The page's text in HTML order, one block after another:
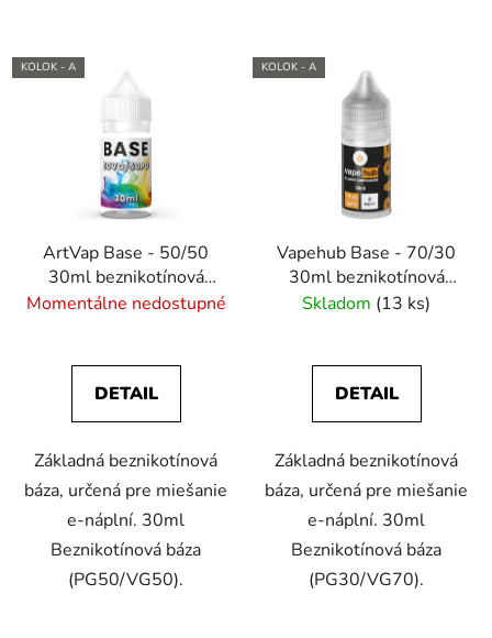
KOLOK - A
ArtVap Base - 50/50
30ml beznikotínová
báza
Momentálne nedostupné
DETAIL
Základná beznikotínová
báza, určená pre miešanie
e-náplní. 30ml
Beznikotínová báza
(PG50/VG50).
KOLOK - A
Vapehub Base - 70/30
30ml beznikotínová
báza
Skladom (13 ks)
DETAIL
Základná beznikotínová
báza, určená pre miešanie
e-náplní. 30ml
Beznikotínová báza
(PG30/VG70).